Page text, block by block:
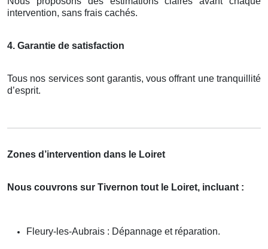
intervention, sans frais cachés.
4. Garantie de satisfaction
Tous nos services sont garantis, vous offrant une tranquillité
d’esprit.
Zones d’intervention dans le Loiret
Nous couvrons sur Tivernon tout le Loiret, incluant :
Fleury-les-Aubrais : Dépannage et réparation.